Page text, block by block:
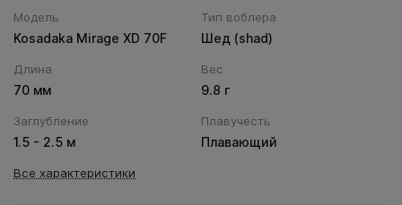
Модель
Kosadaka Mirage XD 70F
Тип воблера
Шед (shad)
Длина
70 мм
Вес
9.8 г
Заглубление
1.5 - 2.5 м
Плавучесть
Плавающий
Все характеристики